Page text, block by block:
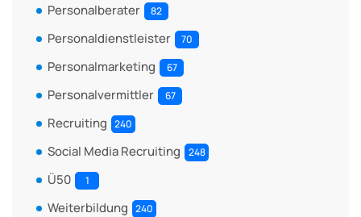
Personalberater 82
Personaldienstleister 70
Personalmarketing 67
Personalvermittler 67
Recruiting 240
Social Media Recruiting 248
Ü50 1
Weiterbildung 240